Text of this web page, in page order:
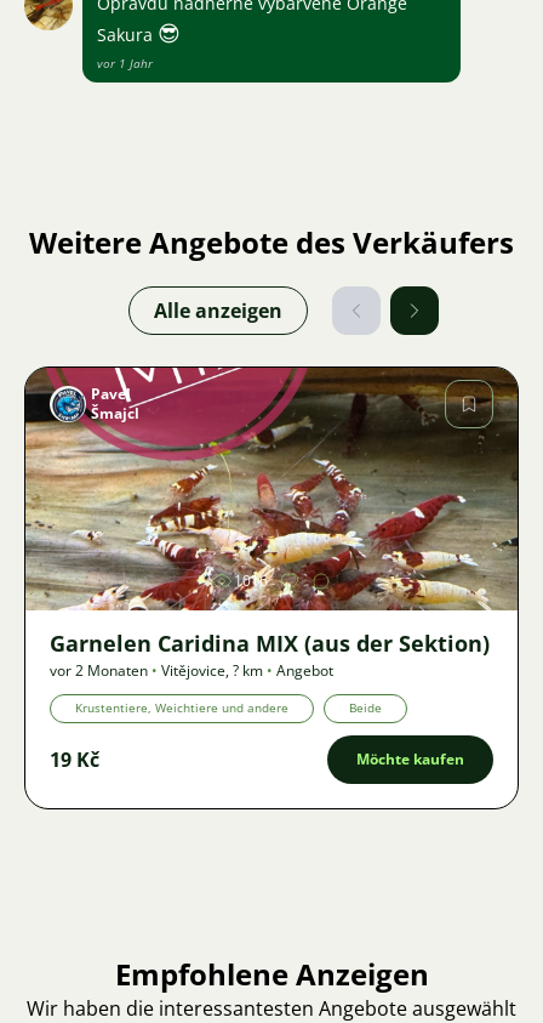
Sakura 😎
vor 1 Jahr
Weitere Angebote des Verkäufers
Alle anzeigen
Bild
Pavel
Šmajcl
1016
Garnelen Caridina MIX (aus der Sektion)
vor 2 Monaten • Vitějovice,? km • Angebot
Krustentiere, Weichtiere und andere Beide
19 Kč Möchte kaufen
Empfohlene Anzeigen
Wir haben die interessantesten Angebote ausgewählt